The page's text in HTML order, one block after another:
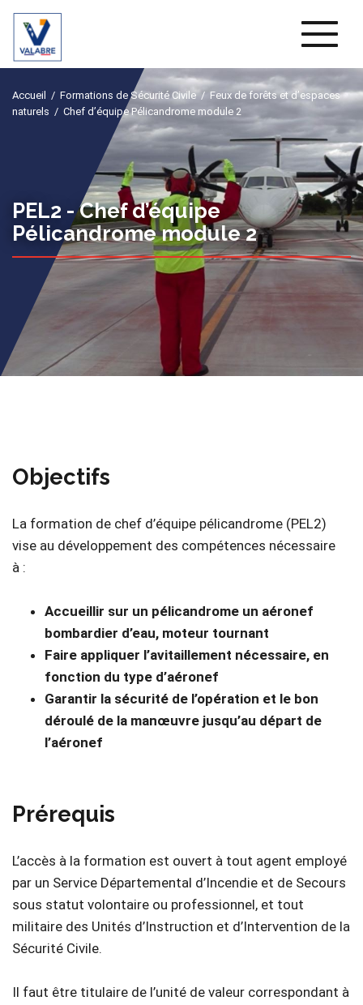
Accueil / Formations de Sécurité Civile/ Feux de forêts et d’espaces
naturels / Chef d’équipe Pélicandrome module 2
PEL2 -Chef d’équipe
Pélicandrome module 2
Objectifs
La formation de chef d’équipe pélicandrome (PEL2)
vise au développement des compétences nécessaire
à :
Accueillir sur un pélicandrome un aéronef
bombardier d’eau, moteur tournant
Faire appliquer l’avitaillement nécessaire, en
fonction du type d’aéronef
Garantir la sécurité de l’opération et le bon
déroulé de la manœuvre jusqu’au départ de
l’aéronef
Prérequis
L’accès à la formation est ouvert à tout agent employé
par un Service Départemental d’Incendie et de Secours
sous statut volontaire ou professionnel, et tout
militaire des Unités d’Instruction et d’Intervention de la
Sécurité Civile.
Il faut être titulaire de l’unité de valeur correspondant à